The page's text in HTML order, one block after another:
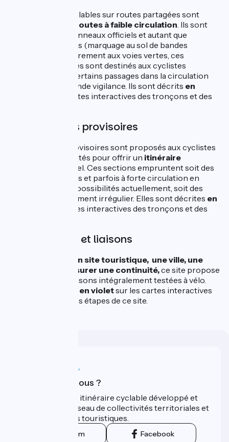
Des itinéraires cyclables sur routes partagées sont
routes à faible circulation. Ils sont
fléchés avec les panneaux officiels et autant que
possibles sécurisés (marquage au sol de bandes
cyclables). Contrairement aux voies vertes, ces
itinéraires cyclables sont destinés aux cyclistes
expérimentés et certains passages dans la circulation
réclament une grande vigilance. Ils sont décrits en
sur les cartes interactives des tronçons et des
Des itinéraires provisoires
Des itinéraires provisoires sont proposés aux cyclistes
les plus expérimentés pour offrir un itinéraire
non officiel. Ces sections empruntent soit des
routes non balisées et parfois à forte circulation en
l’absence d’autres possibilités actuellement, soit des
chemins au revêtement irrégulier. Elles sont décrites en
sur les cartes interactives des tronçons et des
Des variantes et liaisons
un site touristique, une ville, une
gare SNCF ou assurer une continuité,ce site propose
des variantes et liaisons intégralement testées à vélo.
en violetsur les cartes interactives
des tronçons et des étapes de ce site.
Qui sommes-nous ?
ViaRhôna est un itinéraire cyclable développé et
promu par un réseau de collectivités territoriales et
leurs institutions touristiques.
Instagram Facebook